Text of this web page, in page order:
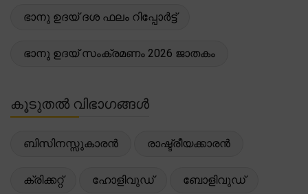
ഭാനു ഉദയ് ദശ ഫലം റിപ്പോർട്ട്
ഭാനു ഉദയ് സംക്രമണം 2026 ജാതകം
കൂടുതൽ വിഭാഗങ്ങൾ
ബിസിനസ്സുകാരൻ രാഷ്ട്രീയക്കാരൻ
ക്രിക്കറ്റ് ഹോളിവുഡ് ബോളിവുഡ്